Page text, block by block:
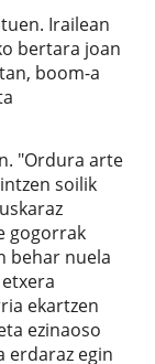
Irailean
bertara joan
boom-a
"Ordura arte
soilik
gogorrak
behar nuela
ekartzen
ezinaoso
erdaraz egin